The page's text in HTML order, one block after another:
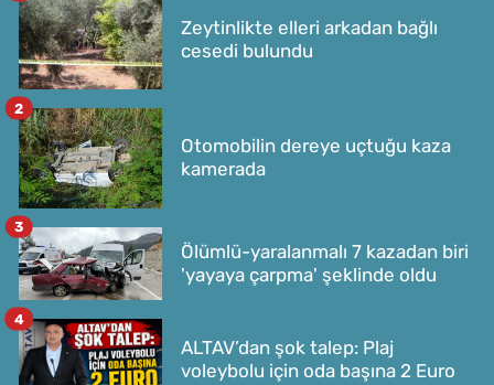
Zeytinlikte elleri arkadan bağlı
cesedi bulundu
Otomobilin dereye uçtuğu kaza
kamerada
2
Ölümlü-yaralanmalı 7 kazadan biri
'yayaya çarpma' şeklinde oldu
3
ALTAV’dan şok talep: Plaj
voleybolu için oda başına 2 Euro
4